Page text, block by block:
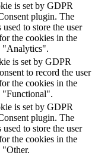
is set by GDPR
plugin. The
to store the user
the cookies in the
"Analytics".
is set by GDPR
to record the user
the cookies in the
"Functional".
is set by GDPR
plugin. The
to store the user
the cookies in the
"Other.